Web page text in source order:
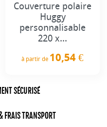
Couverture polaire
Huggy
personnalisable
220 x...
à partir de 10,54 €
SÉCURISÉ
FRAIS TRANSPORT